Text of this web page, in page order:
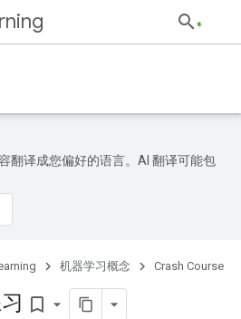
翻译成您偏好的语言。AI 翻译可能包
机器学习概念 Crash Course
bookmark_border